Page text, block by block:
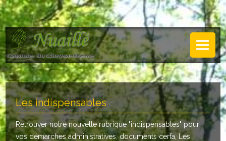
NUAILLÉ
Plan de Nuaillé
Sentiers pédestres
Guide annuel
Histoire
.
Les indispensables
Retrouver notre nouvelle rubrique "indispensables" pour
vos démarches administratives, documents cerfa, Les